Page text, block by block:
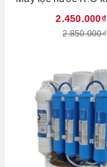
2.450.000₫
2.850.000₫